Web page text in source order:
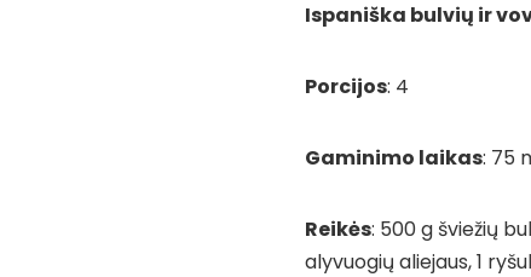
Ispaniška bulvių ir
Porcijos: 4
Gaminimo laikas: 75
Reikės: 500 g šviežių
alyvuogių aliejaus, 1